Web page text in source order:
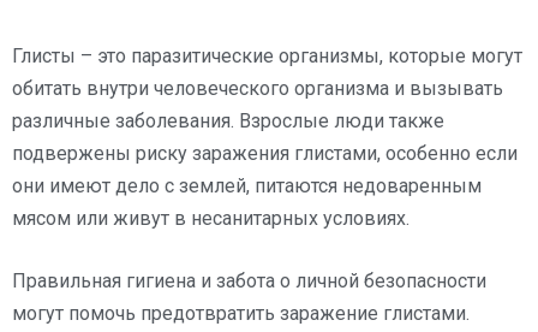
Глисты – это паразитические организмы, которые могут
обитать внутри человеческого организма и вызывать
различные заболевания. Взрослые люди также
подвержены риску заражения глистами, особенно если
они имеют дело с землей, питаются недоваренным
мясом или живут в несанитарных условиях.
Правильная гигиена и забота о личной безопасности
могут помочь предотвратить заражение глистами.